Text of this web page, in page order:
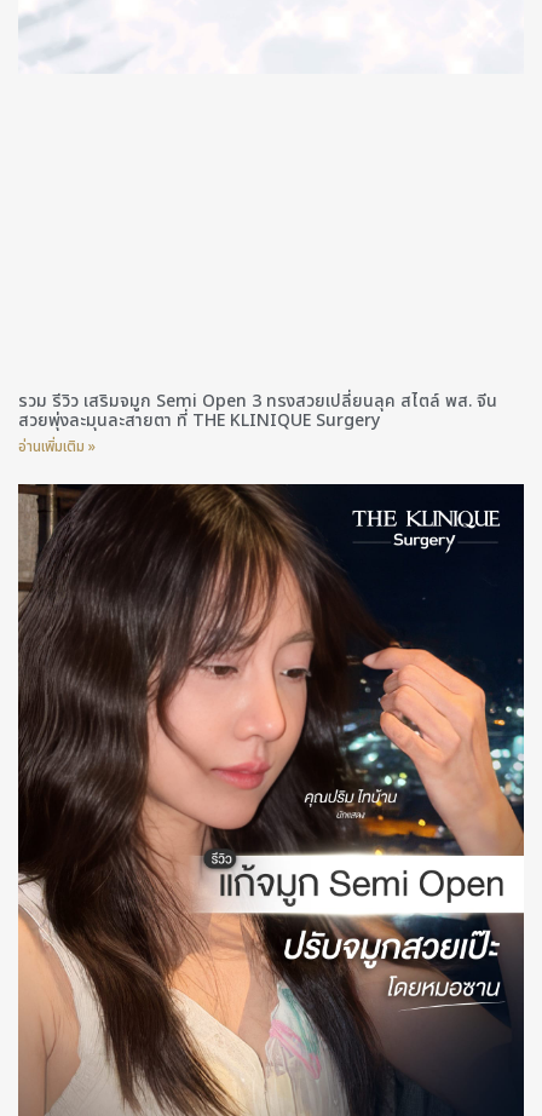
รวม รีวิว เสริมจมูก Semi Open 3 ทรงสวยเปลี่ยนลุค สไตล์ พส. จีน
สวยพุ่งละมุนละสายตา ที่ THE KLINIQUE Surgery
อ่านเพิ่มเติม »